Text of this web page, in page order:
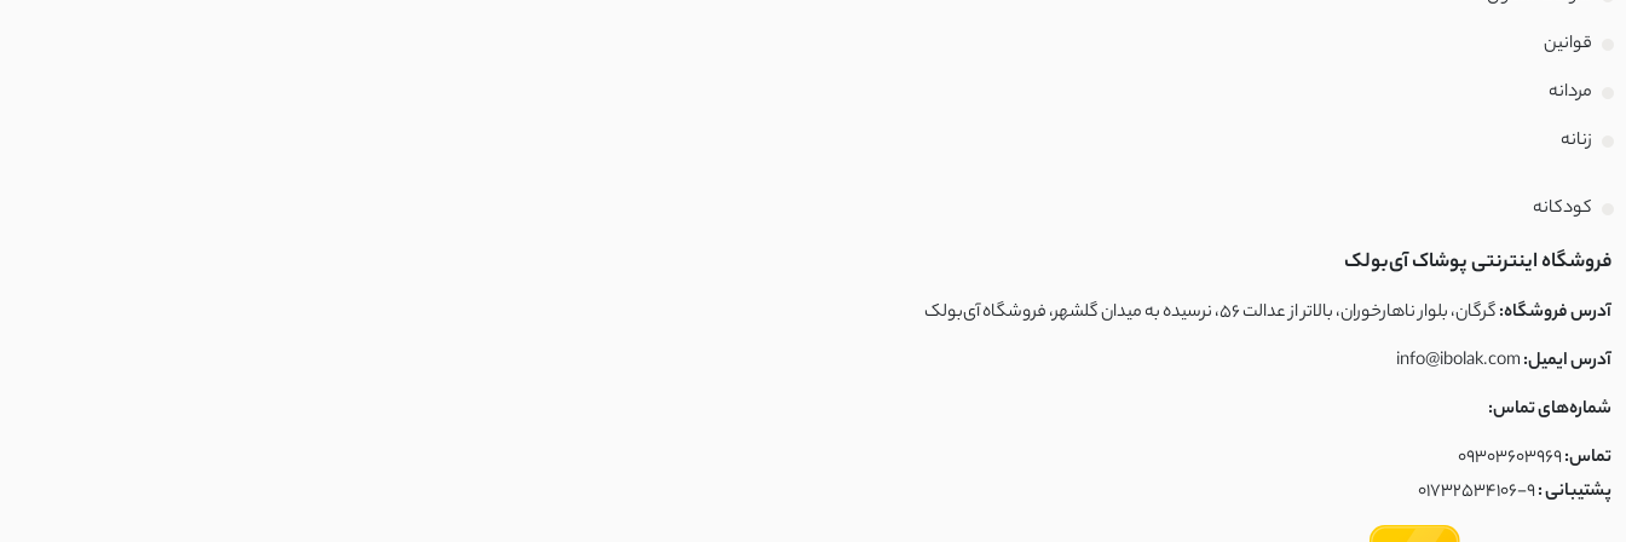
قوانین
مردانه
زنانه
کودکانه
فروشگاه اینترنتی پوشاک آی‌بولک
آدرس فروشگاه:گرگان، بلوار ناهارخوران، بالاتر از عدالت ۵۶، نرسیده به میدان گلشهر، فروشگاه آی‌بولک
آدرس ایمیل:info@ibolak.com
شماره‌های تماس:
تماس:09303603969
پشتیبانی :01732534106-9